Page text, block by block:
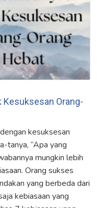
Kesuksesan Orang-
kesuksesan
tanya, “Apa yang
mungkin lebih
Orang sukses
yang berbeda dari
kebiasaan yang